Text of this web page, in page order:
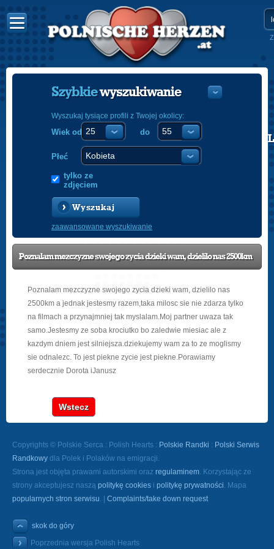
POLISH
Szybkiewyszukiwanie
Wyszukaj tysiące profili z Twojej okolicy:
Wiek od do
Płeć
tylko ze
zdjęciem
Wyszukaj
zaawansowane wyszukiwanie
Poznalam mezczyzne swojego zycia dzieki wam, dzielilo nas 2500km
Poznalam mezczyzne swojego zycia dzieki wam, dzielilo nas
2500km a jednak jestesmy razem,taka milosc sie nie zdarza tylko
na filmach a przynajmniej tak myslalam.Moj partner uwaza tak
samo.Jestesmy ze soba krociutko bo zaledwie miesiac ale z
kazdym dniem jest silniejsza.dziekujemy wam za to ze moglismy
sie odnalezc. To jest piekne zycie jest piekne.Porawiamy
serdecznie Dorota iJanusz
Wstecz
Copyrights © Polskie Serca : Polish Hearts : Polskie Randki : Polski Serwis
Randkowy dla Polek i Polaków na emigracji.
Strona jest objęta prawami autorskimi oraz regulaminem. Korzystając ze
strony akceptujesz naszą politykę cookies i politykę prywatności. Mapa
popularnych stron serwisu. | Complaints/take down request
skok do góry
Poprzednia wersja Polish Hearts